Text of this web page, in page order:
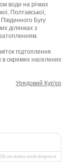
води на річках
Полтавської,
Південного Бугу
ділянках з
підтоплення
в окремих населених
Урядовий Кур'єр